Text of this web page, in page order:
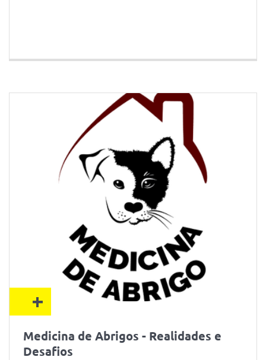
+
Medicina de Abrigos - Realidades e
Desafios